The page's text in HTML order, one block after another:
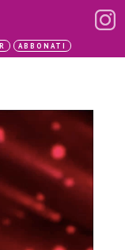
ABBONATI